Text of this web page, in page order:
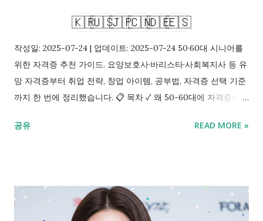
🇰🇷🇺🇸🇯🇵🇨🇳🇩🇪🇪🇸
작성일: 2025-07-24 | 업데이트: 2025-07-24 50·60대 시니어를
위한 자격증 추천 가이드. 요양보호사·바리스타·사회복지사 등 유
망 자격증부터 취업 전략, 창업 아이템, 공부법, 자격증 선택 기준
까지 한 번에 정리했습니다. 📋 목차 ✓ 왜 50-60대에 자격증이
업 전략 ✓ 자격증 기반 창업 아이템 분석 ✓ 나에게 맞는 자격증
큰 도움이 됩니다. Q. 창업에 유리한 자격증은 무엇인가요? A. 요
양보호사, 제과제빵기능사, 바리스타, 반려동물관리사 등이 창업
공유 READ MORE »